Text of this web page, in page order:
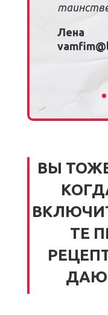
Лена
Клики
ВЫ
ТЕ
ДАЮ